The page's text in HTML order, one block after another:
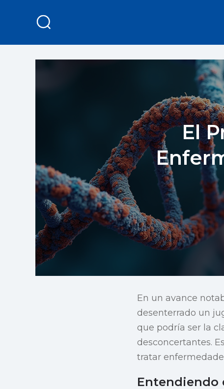
El
En un avance
desenterrado un
que podría ser la
desconcertantes.
tratar
Entendiendo